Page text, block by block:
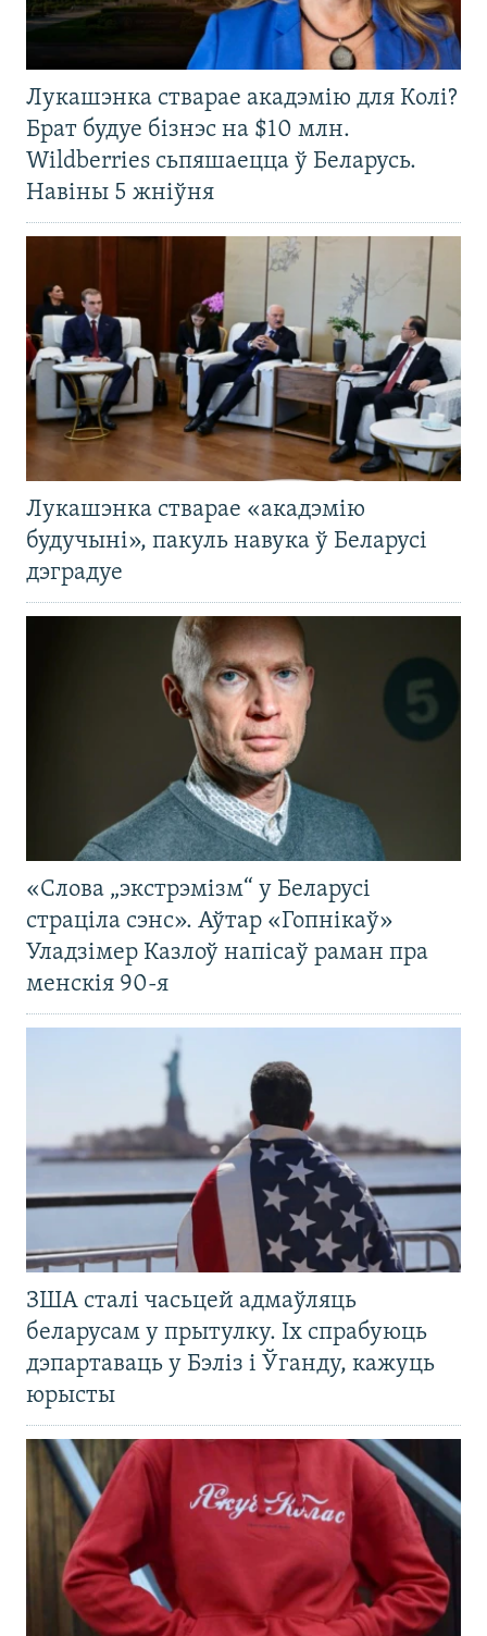
Лукашэнка стварае акадэмію для Колі?
Брат будуе бізнэс на $10 млн.
Wildberries сьпяшаецца ў Беларусь.
Навіны 5 жніўня
Лукашэнка стварае «акадэмію
будучыні», пакуль навука ў Беларусі
дэградуе
«Слова „экстрэмізм“ у Беларусі
страціла сэнс». Аўтар «Гопнікаў»
Уладзімер Казлоў напісаў раман пра
менскія 90-я
ЗША сталі часьцей адмаўляць
беларусам у прытулку. Іх спрабуюць
дэпартаваць у Бэліз і Ўганду, кажуць
юрысты